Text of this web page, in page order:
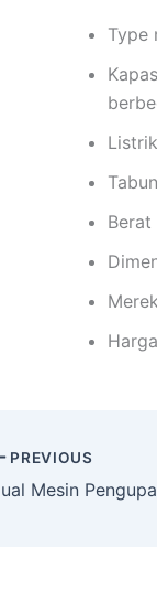
Type
PREVIOUS